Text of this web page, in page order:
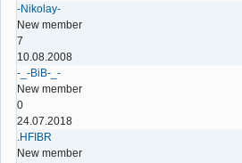
-Nikolay-
New member
7
10.08.2008
-_-BiB-_-
New member
0
24.07.2018
.HFIBR
New member